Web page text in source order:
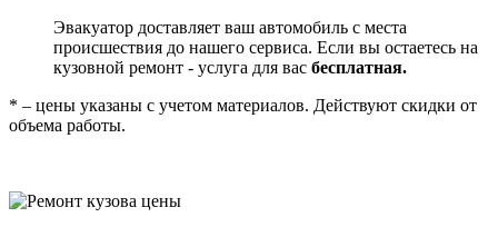
Эвакуатор доставляет ваш автомобиль с места
происшествия до нашего сервиса. Если вы остаетесь на
кузовной ремонт - услуга для вас бесплатная.
* – цены указаны с учетом материалов. Действуют скидки от
объема работы.